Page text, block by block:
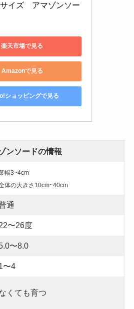
サイズ　アマゾンソー
楽天市場で見る
Amazonで見る
ショッピングで見る
ンソードの情報
幅3~4cm
体の大きさ10cm~40cm
通
〜26度
〜8.0
〜4
くても育つ